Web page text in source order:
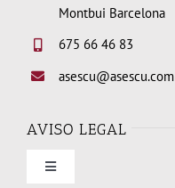
Montbui Barcelona
675 66 46 83
asescu@asescu.com
AVISO LEGAL
Toggle